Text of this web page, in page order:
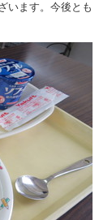
います。今後とも